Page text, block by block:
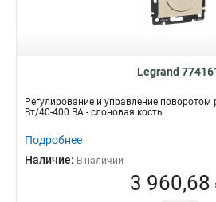
Legrand
Регулирование и управление поворотом
Вт/40-400 ВА - слоновая кость
Подробнее
Наличие: В наличии
3 960,68